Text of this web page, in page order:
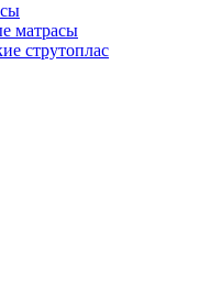
матрасы
струтоплас